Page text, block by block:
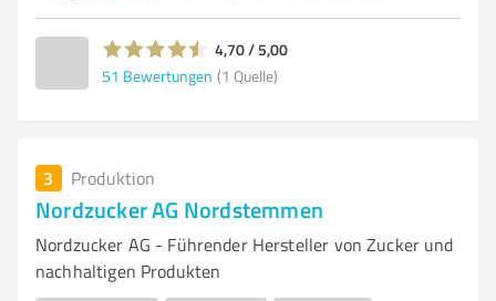
4,70 / 5,00
51 Bewertungen (1 Quelle)
3 Produktion
Nordzucker AG Nordstemmen
Nordzucker AG - Führender Hersteller von Zucker und
nachhaltigen Produkten